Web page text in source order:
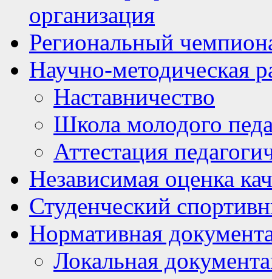
организация
Региональный
Научно-методическая
Наставничество
Школа молодого
Аттестация
Независимая оценка
Студенческий
Нормативная
Локальная